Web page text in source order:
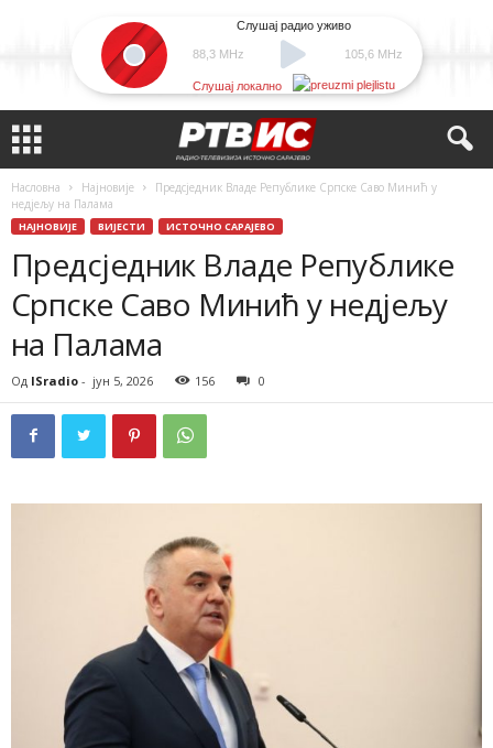
88,3 MHz
Слушај радио уживо
105,6 MHz
Слушај локално
Насловна Најновије
Предсједник Владе Републике Српске Саво Минић у
недјељу на Палама
НАЈНОВИЈЕ ВИЈЕСТИ ИСТОЧНО САРАЈЕВО
Предсједник Владе Републике
Српске Саво Минић у недјељу
на Палама
Од ISradio - јун 5, 2026 156 0